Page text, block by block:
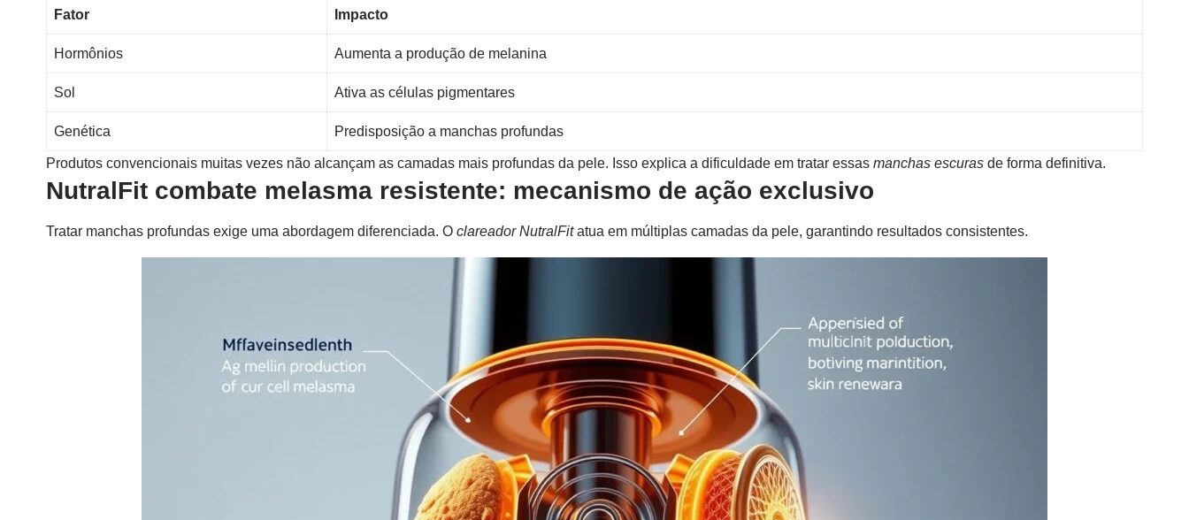
Fator Impacto
Hormônios Aumenta a produção de melanina
Sol Ativa as células pigmentares
Genética Predisposição a manchas profundas
Produtos convencionais muitas vezes não alcançam as camadas mais profundas da pele. Isso explica a dificuldade em tratar essas manchas escuras de forma definitiva.
NutralFit combate melasma resistente: mecanismo de ação exclusivo
Tratar manchas profundas exige uma abordagem diferenciada. O clareador NutralFitatua em múltiplas camadas da pele, garantindo resultados consistentes.